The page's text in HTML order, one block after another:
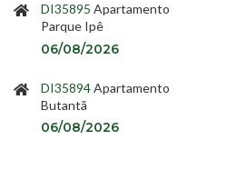
DI35895 Apartamento
Parque Ipê
06/08/2026
DI35894Apartamento
Butantã
06/08/2026